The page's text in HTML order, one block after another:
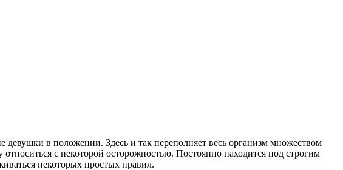
девушки в положении. Здесь и так переполняет весь организм множеством
с некоторой осторожностью. Постоянно находится под строгим
некоторых простых правил.